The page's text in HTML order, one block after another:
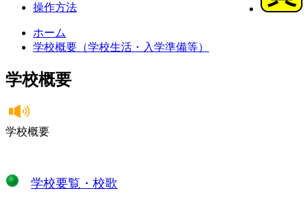
操作方法
ホーム
学校概要（学校生活・入学準備等）
学校概要
学校概要
学校要覧・校歌